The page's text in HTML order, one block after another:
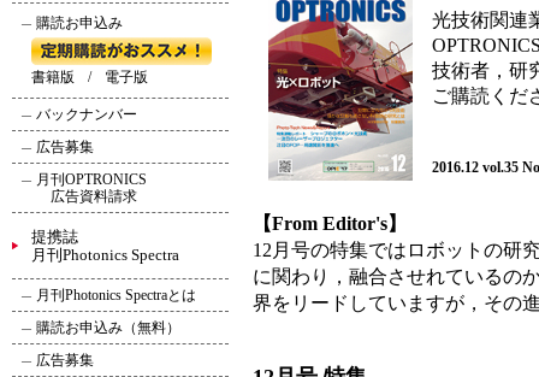
購読お申込み
書籍版 / 電子版
バックナンバー
広告募集
月刊OPTRONICS
広告資料請求
提携誌
月刊Photonics Spectra
月刊Photonics Spectraとは
購読お申込み（無料）
広告募集
光技術関連
技術者，研
ご購読くだ
2016.12 vol.35
【From Editor's】
12月号の特集ではロボットの研
に関わり，融合させれているの
界をリードしていますが，その